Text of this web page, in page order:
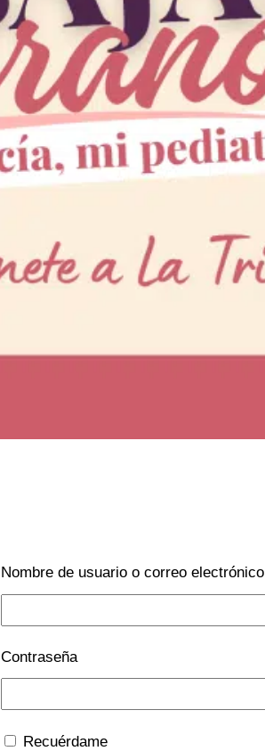
Nombre de usuario o correo electrónico
Contraseña
Recuérdame